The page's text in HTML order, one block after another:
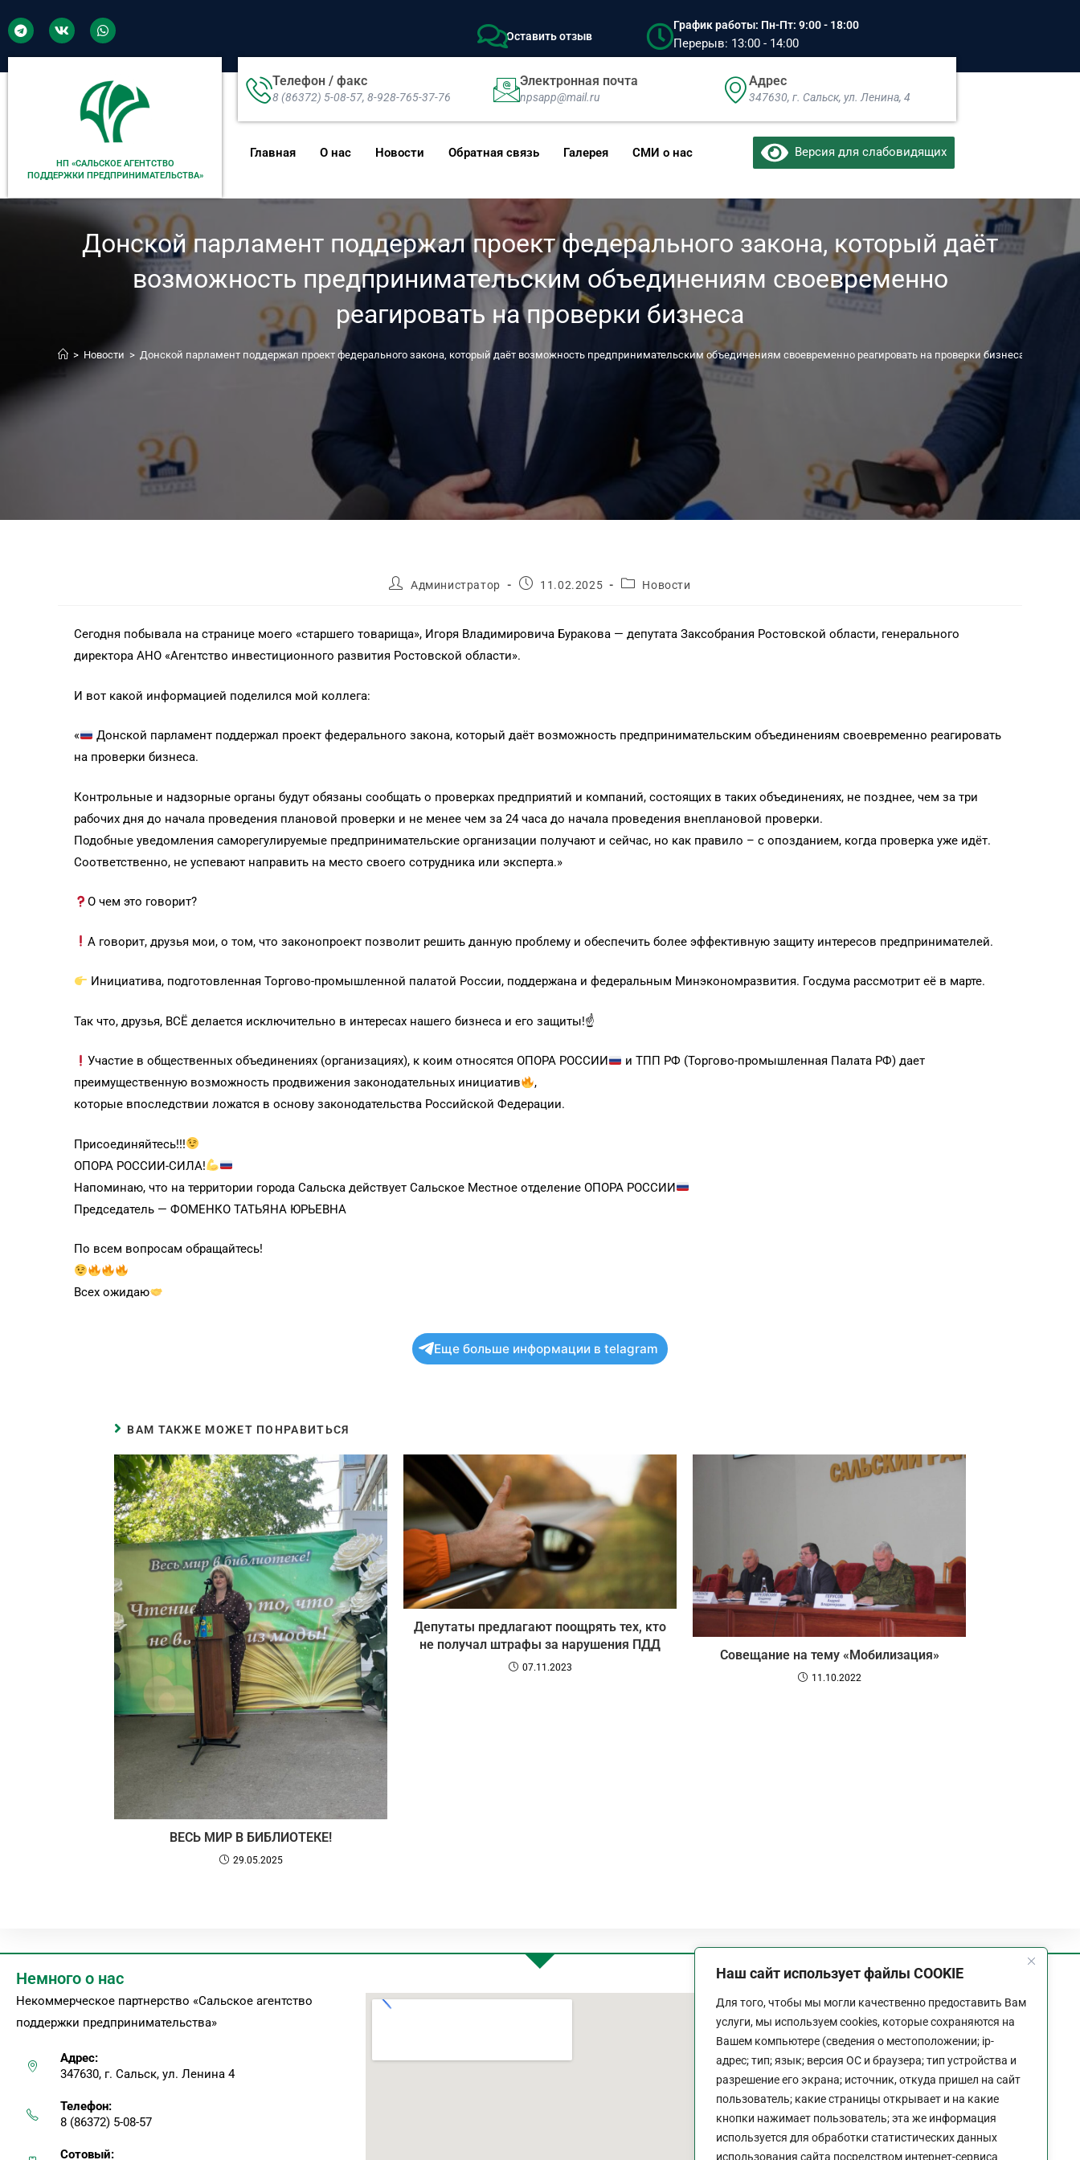
Наш сайт использует файлы COOKIE
Для того, чтобы мы могли качественно предоставить Вам
услуги, мы используем cookies, которые сохраняются на
Вашем компьютере (сведения о местоположении; ip-
адрес; тип; язык; версия ОС и браузера; тип устройства и
разрешение его экрана; источник, откуда пришел на сайт
пользователь; какие страницы открывает и на какие
кнопки нажимает пользователь; эта же информация
используется для обработки статистических данных
использования сайта посредством интернет-сервиса
Оставить отзыв
График работы: Пн-Пт: 9:00 - 18:00
Перерыв: 13:00 - 14:00
НП «САЛЬСКОЕ АГЕНТСТВО
ПОДДЕРЖКИ ПРЕДПРИНИМАТЕЛЬСТВА»
Телефон / факс
8 (86372) 5-08-57, 8-928-765-37-76
Электронная почта
npsapp@mail.ru
Адрес
347630, г. Сальск, ул. Ленина, 4​
Главная О нас Новости Обратная связь Галерея СМИ о нас Версия для слабовидящих
Донской парламент поддержал проект федерального закона, который даёт
возможность предпринимательским объединениям своевременно
реагировать на проверки бизнеса
> Новости > Донской парламент поддержал проект федерального закона, который даёт возможность предпринимательским объединениям своевременно реагировать на проверки бизнеса
Администратор 11.02.2025 Новости
Сегодня побывала на странице моего «старшего товарища», Игоря Владимировича Буракова — депутата Заксобрания Ростовской области, генерального
директора АНО «Агентство инвестиционного развития Ростовской области».
И вот какой информацией поделился мой коллега:
«
Донской парламент поддержал проект федерального закона, который даёт возможность предпринимательским объединениям своевременно реагировать
на проверки бизнеса.
Контрольные и надзорные органы будут обязаны сообщать о проверках предприятий и компаний, состоящих в таких объединениях, не позднее, чем за три
рабочих дня до начала проведения плановой проверки и не менее чем за 24 часа до начала проведения внеплановой проверки.
Подобные уведомления саморегулируемые предпринимательские организации получают и сейчас, но как правило – с опозданием, когда проверка уже идёт.
Соответственно, не успевают направить на место своего сотрудника или эксперта.»
О чем это говорит?
А говорит, друзья мои, о том, что законопроект позволит решить данную проблему и обеспечить более эффективную защиту интересов предпринимателей.
Инициатива, подготовленная Торгово-промышленной палатой России, поддержана и федеральным Минэкономразвития. Госдума рассмотрит её в марте.
Так что, друзья, ВСЁ делается исключительно в интересах нашего бизнеса и его защиты!☝️
Участие в общественных объединениях (организациях), к коим относятся ОПОРА РОССИИ
и ТПП РФ (Торгово-промышленная Палата РФ) дает
преимущественную возможность продвижения законодательных инициатив
,
которые впоследствии ложатся в основу законодательства Российской Федерации.
Присоединяйтесь!!!
ОПОРА РОССИИ-СИЛА!
Напоминаю, что на территории города Сальска действует Сальское Местное отделение ОПОРА РОССИИ
Председатель — ФОМЕНКО ТАТЬЯНА ЮРЬЕВНА
По всем вопросам обращайтесь!
Всех ожидаю
Еще больше информации в telagram
ВАМ ТАКЖЕ МОЖЕТ ПОНРАВИТЬСЯ
ВЕСЬ МИР В БИБЛИОТЕКЕ!
29.05.2025
Депутаты предлагают поощрять тех, кто
не получал штрафы за нарушения ПДД
07.11.2023
Совещание на тему «Мобилизация»
11.10.2022
Немного о нас
Некоммерческое партнерство «Сальское агентство
поддержки предпринимательства»
Адрес:
347630, г. Сальск, ул. Ленина 4
Телефон:
8 (86372) 5-08-57
Сотовый:
График работы
9:00 - 18:00
Выходной:Сб - Вс
Политика конфиденциальности сайта